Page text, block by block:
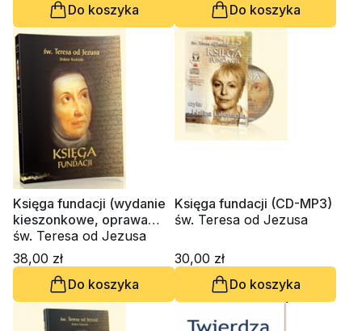
Do koszyka
Do koszyka
Księga fundacji (wydanie
kieszonkowe, oprawa
twarda)
św. Teresa od Jezusa
38,00 zł
Do koszyka
Księga fundacji (CD-MP3)
św. Teresa od Jezusa
30,00 zł
Do koszyka